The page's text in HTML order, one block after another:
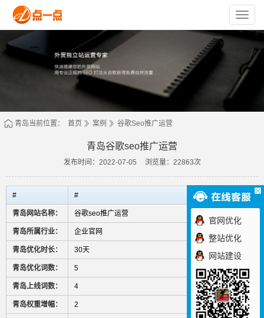
苏
州
点
一
络
技
术
司
青岛当前位置： 首页 案例 谷歌seo推广运营
青岛谷歌seo推广运营
发布时间：2022-07-05 浏览量：22863次
# #
青岛网站名称： 谷歌seo推广运营
青岛所属行业： 企业官网
青岛优化时长： 30天
青岛优化词数： 5
青岛上线词数： 4
青岛权重增幅： 2
官网优化
整站优化
网站建设